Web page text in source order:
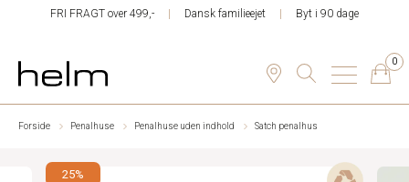
FRI FRAGT over 499,- Dansk familieejet Byt i 90 dage
0
Forside Penalhuse Penalhuse uden indhold Satch penalhus
25%